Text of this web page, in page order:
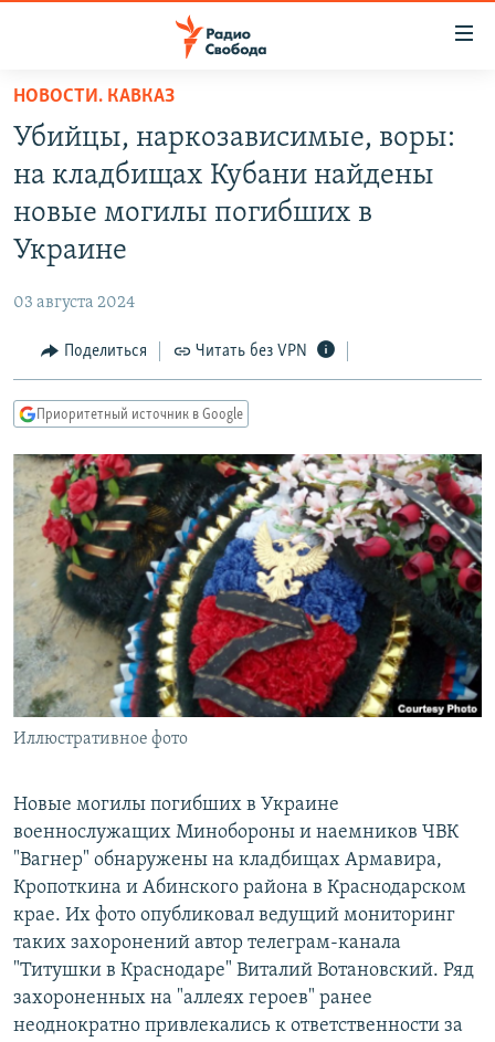
упрощенного
доступа
основному
содержанию
Вернутся
навигации
Вернутся
ПРОГРАММЫ
ПОДКАСТЫ
ЦИТАТЫ СВОБОДЫ
КУЛЬТУРА
IDEL.РЕАЛИИ
КАВКАЗ.РЕАЛИИ
СИБИРЬ.РЕАЛИИ
РАСПИСАНИЕ ВЕЩАНИЯ
ПОДПИШИТЕСЬ НА РАССЫЛКУ
СОЦИАЛЬНЫЕ СЕТИ
НОВОСТИ. КАВКАЗ
Убийцы, наркозависимые, воры:
на кладбищах Кубани найдены
новые могилы погибших в
Украине
03 августа 2024
Поделиться Читать без VPN
Приоритетный источник в Google
Иллюстративное фото
Новые могилы погибших в Украине
военнослужащих Минобороны и наемников ЧВК
"Вагнер" обнаружены на кладбищах Армавира,
Кропоткина и Абинского района в Краснодарском
крае. Их фото опубликовал ведущий мониторинг
таких захоронений автор телеграм-канала
"Титушки в Краснодаре" Виталий Вотановский. Ряд
захороненных на "аллеях героев" ранее
неоднократно привлекались к ответственности за